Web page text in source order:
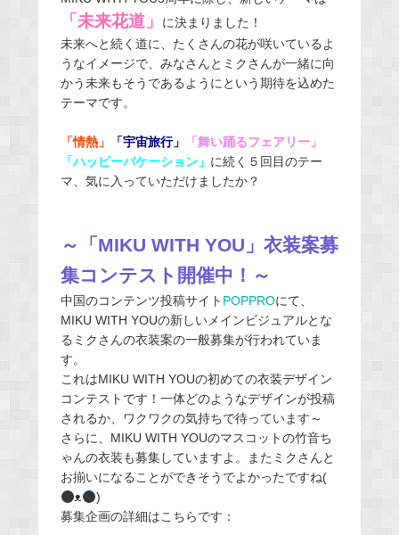
「未来花道」
に決まりました！
未来へと続く道に、たくさんの花が咲いているよ
うなイメージで、みなさんとミクさんが一緒に向
かう未来もそうであるようにという期待を込めた
テーマです。
「情熱」 「宇宙旅行」
「舞い踊るフェアリー」
「ハッピーバケーション」 に続く５回目のテー
マ、気に入っていただけましたか？
～「MIKU WITH YOU」衣装案募
集コンテスト開催中！～
中国のコンテンツ投稿サイト POPPROにて、
MIKU WITH YOUの新しいメインビジュアルとな
るミクさんの衣装案の一般募集が行われていま
す。
これはMIKU WITH YOUの初めての衣装デザイン
コンテストです！一体どのようなデザインが投稿
されるか、ワクワクの気持ちで待っています～
さらに、MIKU WITH YOUのマスコットの竹音ち
ゃんの衣装も募集していますよ。またミクさんと
お揃いになることができそうでよかったですね(
ᴥ
)
募集企画の詳細はこちらです：